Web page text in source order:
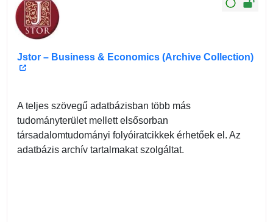
Jstor – Business & Economics (Archive Collection)
A teljes szövegű adatbázisban több más
tudományterület mellett elsősorban
társadalomtudományi folyóiratcikkek érhetőek el. Az
adatbázis archív tartalmakat szolgáltat.